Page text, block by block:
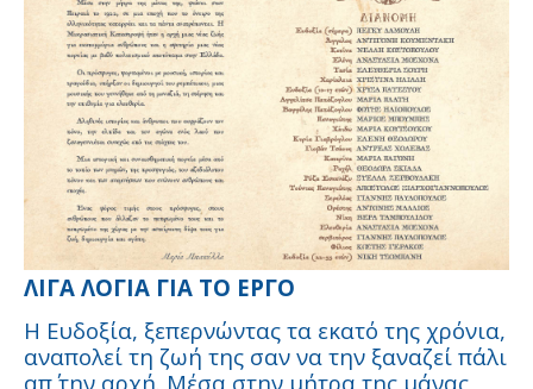
ΛΙΓΑ ΛΟΓΙΑ ΓΙΑ ΤΟ ΕΡΓΟ
Η Ευδοξία, ξεπερνώντας τα εκατό της χρόνια,
αναπολεί τη ζωή της σαν να την ξαναζεί πάλι
απ΄ την αρχή. Μέσα στην μήτρα της μάνας